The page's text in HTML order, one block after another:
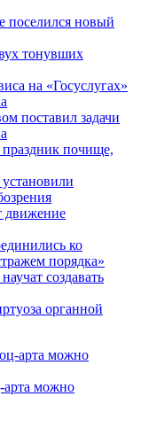
поселился новый
тонувших
на «Госуслугах»
поставил задачи
праздник почище,
движение
ко
порядка»
создавать
органной
можно